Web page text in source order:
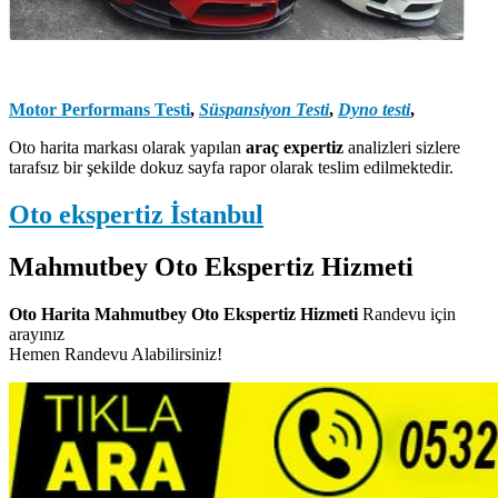
Motor Performans Testi, Süspansiyon Testi, Dyno testi,
Oto harita markası olarak yapılan araç expertiz analizleri sizlere
tarafsız bir şekilde dokuz sayfa rapor olarak teslim edilmektedir.
Oto ekspertiz İstanbul
Mahmutbey Oto Ekspertiz Hizmeti
Oto Harita Mahmutbey Oto Ekspertiz Hizmeti Randevu için
arayınız
Hemen Randevu Alabilirsiniz!